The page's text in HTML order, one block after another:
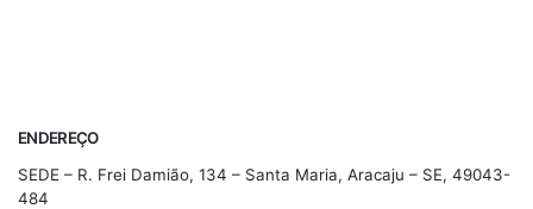
ENDEREÇO
SEDE – R. Frei Damião, 134 – Santa Maria, Aracaju – SE, 49043-
484